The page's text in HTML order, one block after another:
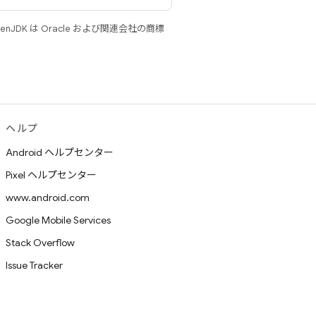
は Oracle および関連会社の商標
ヘルプ
Android ヘルプセンター
Pixel ヘルプセンター
www.android.com
Google Mobile Services
Stack Overflow
Issue Tracker